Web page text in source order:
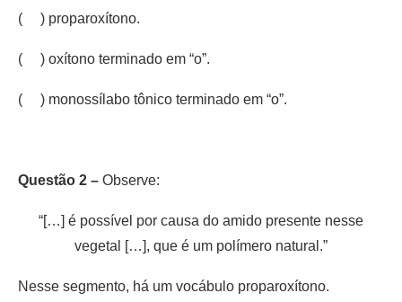
( ) proparoxítono.
( ) oxítono terminado em “o”.
( ) monossílabo tônico terminado em “o”.
Questão 2 – Observe:
“[…] é possível por causa do amido presente nesse
vegetal […], que é um polímero natural.”
Nesse segmento, há um vocábulo proparoxítono.